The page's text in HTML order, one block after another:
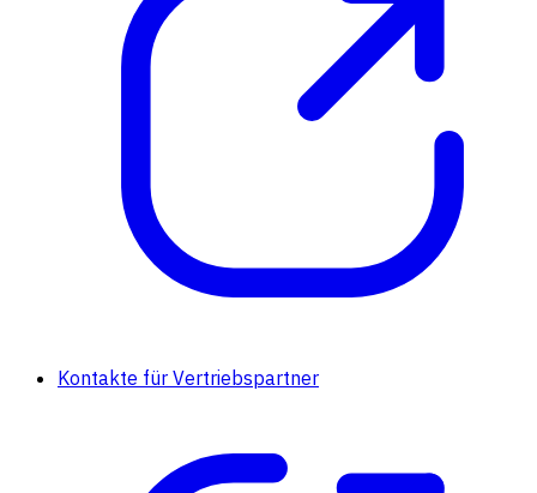
Kontakte für Vertriebspartner